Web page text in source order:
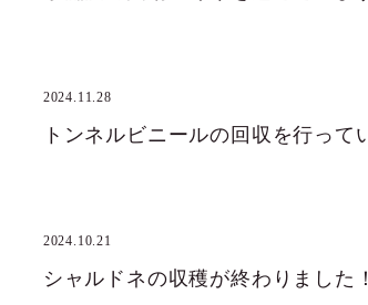
2024.11.28
トンネルビニールの回収を行って
2024.10.21
シャルドネの収穫が終わりました